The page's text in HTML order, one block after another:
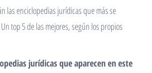
las enciclopedias jurídicas que más se
top 5 de las mejores, según los propios
jurídicas que aparecen en este